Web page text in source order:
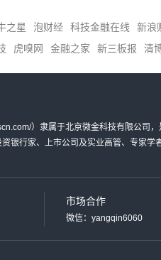
之星 泡财经 科技金融在线 新浪
虎嗅网 金融之家 新三板报 清
）隶属于北京微金科技有限公司
银行家、上市公司及实业高管、专家
市场合作
微信：yangqin6060